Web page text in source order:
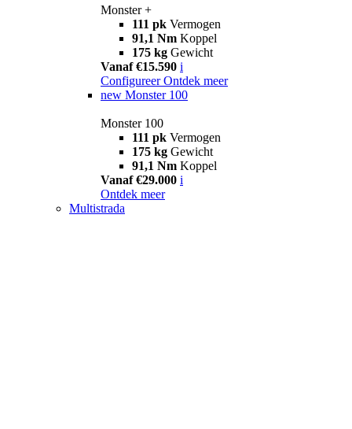
Monster +
111 pk Vermogen
91,1 Nm Koppel
175 kg Gewicht
Vanaf €15.590 i
Configureer Ontdek meer
new Monster 100
Monster 100
111 pk Vermogen
175 kg Gewicht
91,1 Nm Koppel
Vanaf €29.000 i
Ontdek meer
Multistrada